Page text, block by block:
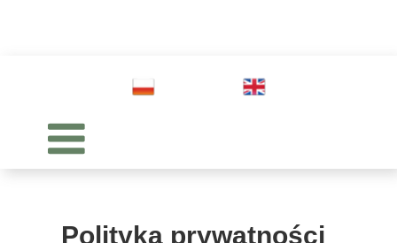
Polityka prywatności